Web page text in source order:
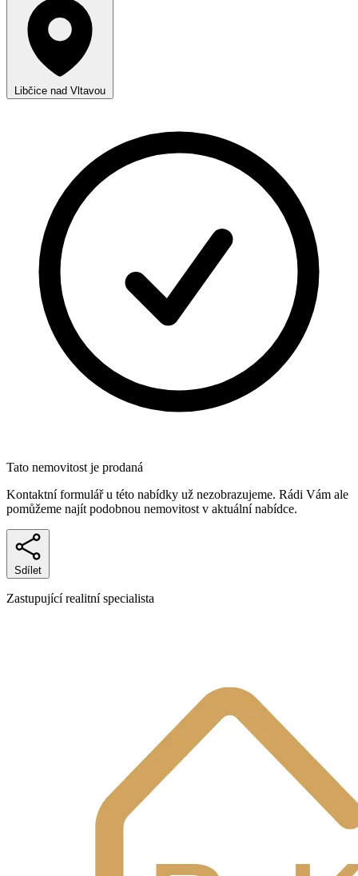
Libčice nad Vltavou
Tato nemovitost je prodaná
Kontaktní formulář u této nabídky už nezobrazujeme. Rádi Vám ale
pomůžeme najít podobnou nemovitost v aktuální nabídce.
Sdílet
Zastupující realitní specialista